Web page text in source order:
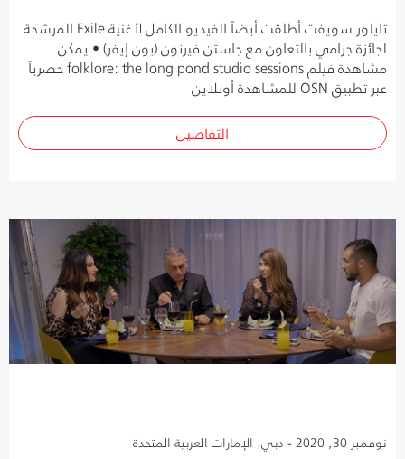
تايلور سويفت أطلقت أيضاً الفيديو الكامل لأغنية Exile المرشحة
لجائزة جرامي بالتعاون مع جاستن فيرنون (بون إيفر) • يمكن
مشاهدة فيلم folklore: the long pond studio sessions حصرياً
عبر تطبيق OSN للمشاهدة أونلاين
التفاصيل
نوفمبر 30, 2020 - دبي، الإمارات العربية المتحدة